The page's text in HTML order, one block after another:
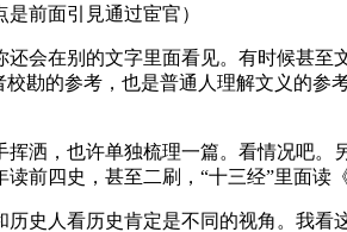
前面引見通过宦官）
会在别的文字里面看见。有时候甚
勘的参考，也是普通人理解文义的
洒，也许单独梳理一篇。看情况吧
前四史，甚至二刷，“十三经”里面
历史人看历史肯定是不同的视角。我